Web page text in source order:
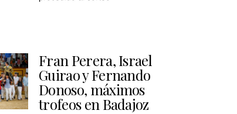
Fran Perera, Israel
Guirao y Fernando
Donoso, máximos
trofeos en Badajoz